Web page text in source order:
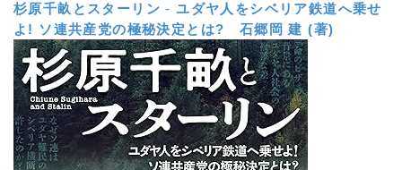
杉原千畝とスターリン -ユダヤ人をシベリア鉄道へ乗せ
よ! ソ連共産党の極秘決定とは?
石郷岡 建 (著)